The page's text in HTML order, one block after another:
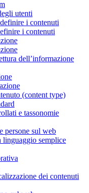
utenti
i contenuti
i contenuti
dell’informazione
(content type)
e tassonomie
persone sul web
linguaggio semplice
dei contenuti